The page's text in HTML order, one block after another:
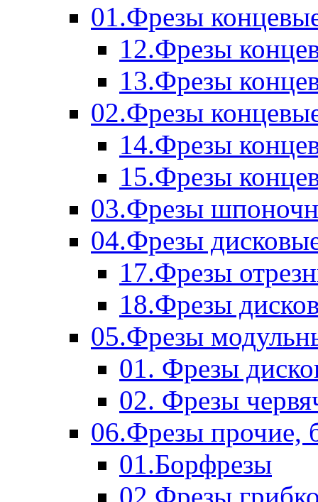
01.Фрезы
12.Фрезы
13.Фрезы
02.Фрезы
14.Фрезы
15.Фрезы
03.Фрезы
04.Фрезы
17.Фрезы
18.Фрезы
05.Фрезы
01. Фрезы
02. Фрезы
06.Фрезы прочие,
01.Борфрезы
02.Фрезы